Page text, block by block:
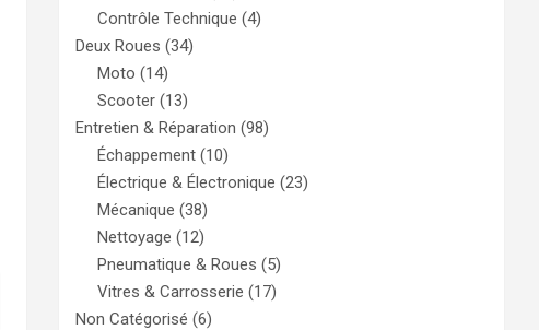
Contrôle Technique (4)
Deux Roues (34)
Moto (14)
Scooter (13)
Entretien & Réparation (98)
Échappement (10)
Électrique & Électronique (23)
Mécanique (38)
Nettoyage (12)
Pneumatique & Roues (5)
Vitres & Carrosserie (17)
Non Catégorisé (6)